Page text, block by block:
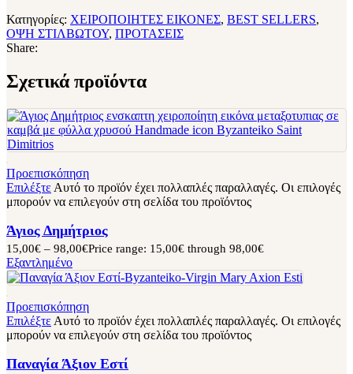
Κατηγορίες: ΧΕΙΡΟΠΟΙΗΤΕΣ ΕΙΚΟΝΕΣ, BEST SELLERS,
ΟΨΗ ΣΤΙΛΒΩΤΟΥ, ΠΡΟΤΑΣΕΙΣ
Share:
Σχετικά προϊόντα
Προεπισκόπηση
Επιλέξτε Αυτό το προϊόν έχει πολλαπλές παραλλαγές. Οι επιλογές
μπορούν να επιλεγούν στη σελίδα του προϊόντος
Άγιος Δημήτριος
15,00€ – 98,00€Price range: 15,00€ through 98,00€
Εξαντλημένο
Προεπισκόπηση
Επιλέξτε Αυτό το προϊόν έχει πολλαπλές παραλλαγές. Οι επιλογές
μπορούν να επιλεγούν στη σελίδα του προϊόντος
Παναγία Άξιον Εστί